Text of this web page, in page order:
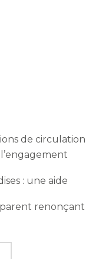
de circulation
: une aide
parent renonçant